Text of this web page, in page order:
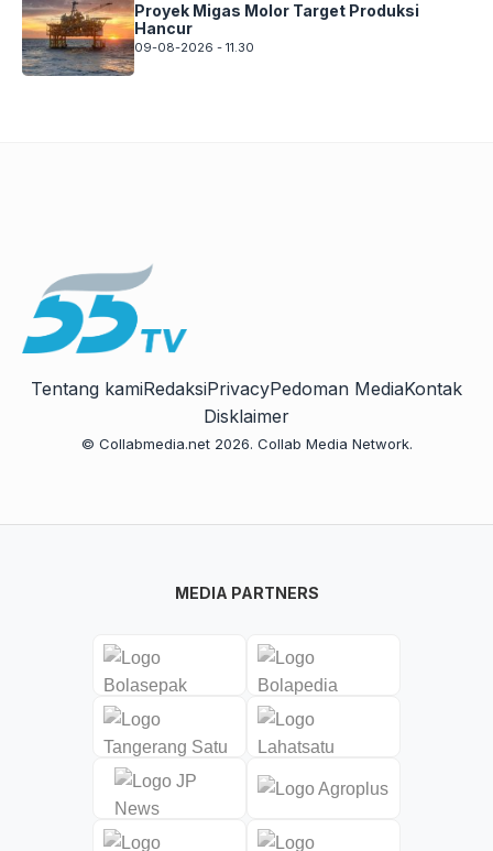
Proyek Migas Molor Target Produksi
Hancur
09-08-2026 - 11.30
Tentang kamiRedaksiPrivacyPedoman MediaKontak
Disklaimer
© Collabmedia.net 2026. Collab Media Network.
MEDIA PARTNERS